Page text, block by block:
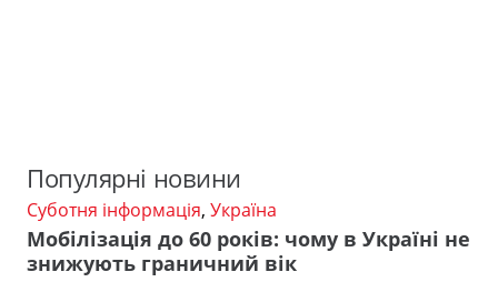
Популярні новини
Суботня інформація, Україна
Мобілізація до 60 років: чому в Україні не
знижують граничний вік